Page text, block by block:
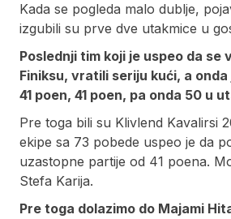
Kada se pogleda malo dublje,
izgubili su prve dve utakmice u
Poslednji tim koji je uspeo da se
Finiksu, vratili seriju kući, a
41 poen, 41 poen, pa onda 50 u
Pre toga bili su Klivlend Kavalirsi
ekipe sa 73 pobede uspeo je da
uzastopne partije od 41 poena.
Stefa Karija.
Pre toga dolazimo do Majami